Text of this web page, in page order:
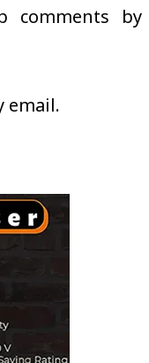
comments by
email.